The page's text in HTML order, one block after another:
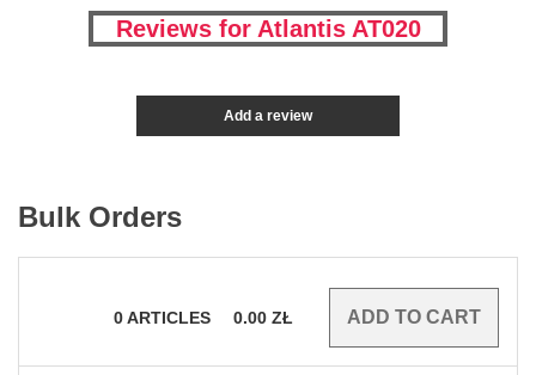
Reviews for Atlantis AT020
Add a review
Bulk Orders
0ARTICLES 0.00 ZŁ